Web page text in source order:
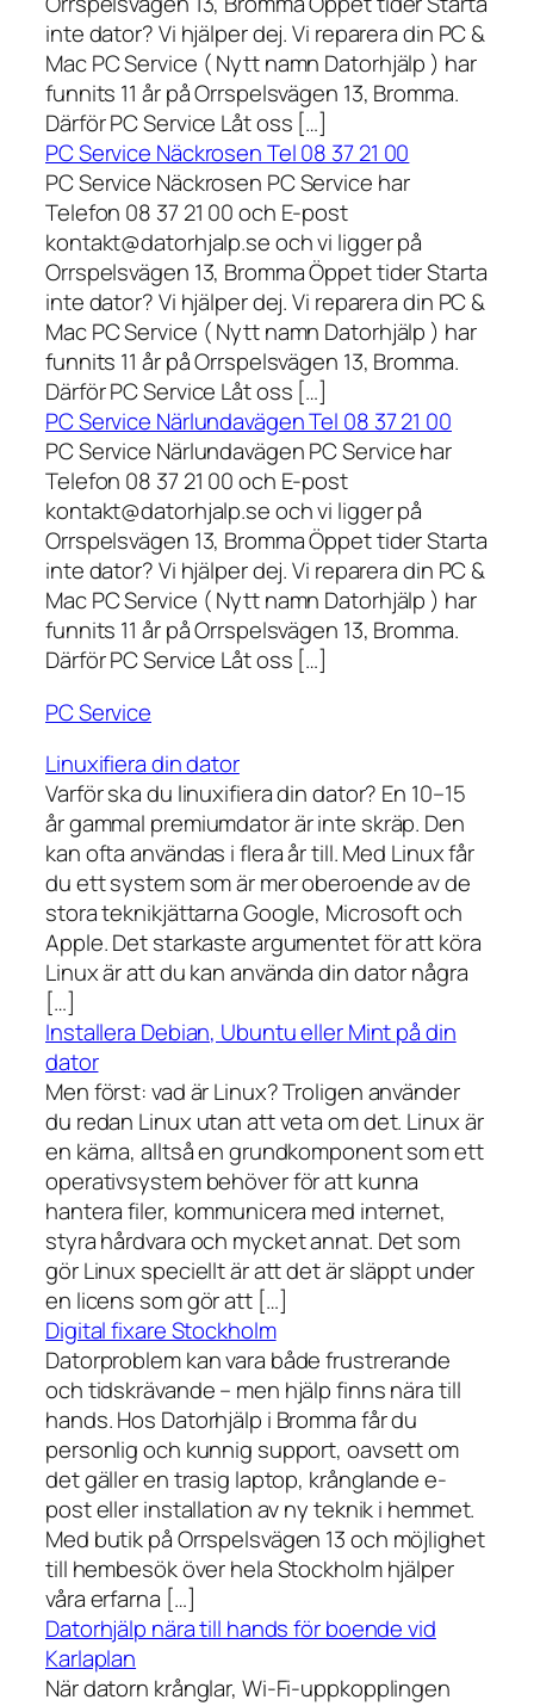
inte dator? Vi hjälper dej. Vi reparera din PC &
Mac PC Service ( Nytt namn Datorhjälp ) har
funnits 11 år på Orrspelsvägen 13, Bromma.
Därför PC Service Låt oss […]
PC Service Näckrosen Tel 08 37 21 00
PC Service Näckrosen PC Service har
Telefon 08 37 21 00 och E-post
kontakt@datorhjalp.se och vi ligger på
Orrspelsvägen 13, Bromma Öppet tider Starta
inte dator? Vi hjälper dej. Vi reparera din PC &
Mac PC Service ( Nytt namn Datorhjälp ) har
funnits 11 år på Orrspelsvägen 13, Bromma.
Därför PC Service Låt oss […]
PC Service Närlundavägen Tel 08 37 21 00
PC Service Närlundavägen PC Service har
Telefon 08 37 21 00 och E-post
kontakt@datorhjalp.se och vi ligger på
Orrspelsvägen 13, Bromma Öppet tider Starta
inte dator? Vi hjälper dej. Vi reparera din PC &
Mac PC Service ( Nytt namn Datorhjälp ) har
funnits 11 år på Orrspelsvägen 13, Bromma.
Därför PC Service Låt oss […]
PC Service
Linuxifiera din dator
Varför ska du linuxifiera din dator? En 10–15
år gammal premiumdator är inte skräp. Den
kan ofta användas i flera år till. Med Linux får
du ett system som är mer oberoende av de
stora teknikjättarna Google, Microsoft och
Apple. Det starkaste argumentet för att köra
Linux är att du kan använda din dator några
[…]
Installera Debian, Ubuntu eller Mint på din
dator
Men först: vad är Linux? Troligen använder
du redan Linux utan att veta om det. Linux är
en kärna, alltså en grundkomponent som ett
operativsystem behöver för att kunna
hantera filer, kommunicera med internet,
styra hårdvara och mycket annat. Det som
gör Linux speciellt är att det är släppt under
en licens som gör att […]
Digital fixare Stockholm
Datorproblem kan vara både frustrerande
och tidskrävande – men hjälp finns nära till
hands. Hos Datorhjälp i Bromma får du
personlig och kunnig support, oavsett om
det gäller en trasig laptop, krånglande e-
post eller installation av ny teknik i hemmet.
Med butik på Orrspelsvägen 13 och möjlighet
till hembesök över hela Stockholm hjälper
våra erfarna […]
Datorhjälp nära till hands för boende vid
Karlaplan
När datorn krånglar, Wi-Fi-uppkopplingen